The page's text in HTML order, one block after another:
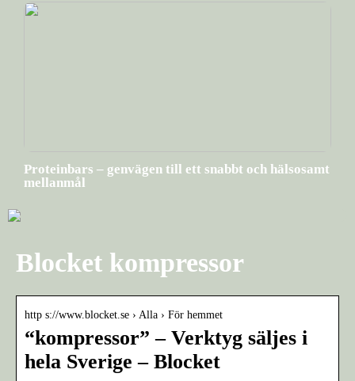
Proteinbars – genvägen till ett snabbt och hälsosamt
mellanmål
Blocket kompressor
http s://www.blocket.se › Alla › För hemmet
“kompressor” – Verktyg säljes i
hela Sverige – Blocket